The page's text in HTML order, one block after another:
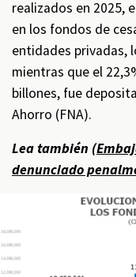
realizados en 2025,
en los fondos de
entidades privadas,
mientras que el
billones, fue
Ahorro (FNA).
Lea también (
denunciado